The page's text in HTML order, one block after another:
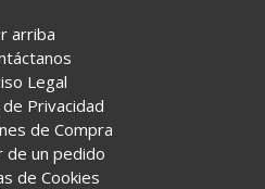
arriba
Legal
Privacidad
de Compra
de un pedido
de Cookies